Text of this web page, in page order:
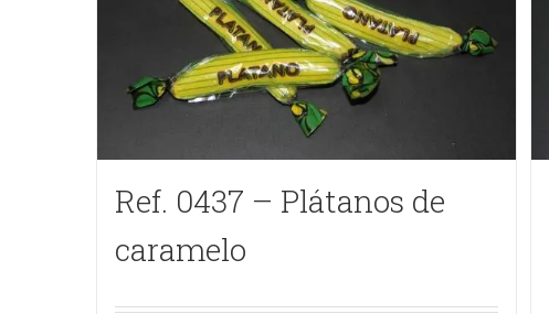
Ref. 0437 – Plátanos de
caramelo